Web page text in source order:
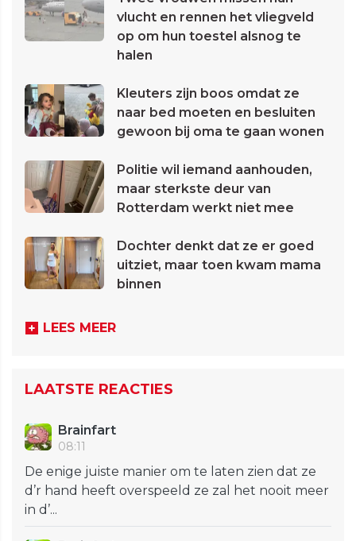
vlucht en rennen het vliegveld
op om hun toestel alsnog te
halen
Kleuters zijn boos omdat ze
naar bed moeten en besluiten
gewoon bij oma te gaan wonen
Politie wil iemand aanhouden,
maar sterkste deur van
Rotterdam werkt niet mee
Dochter denkt dat ze er goed
uitziet, maar toen kwam mama
binnen
LEES MEER
LAATSTE REACTIES
Brainfart
08:11
De enige juiste manier om te laten zien dat ze
d’r hand heeft overspeeld ze zal het nooit meer
in d’...